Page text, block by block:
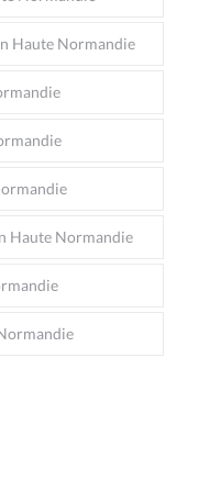
Haute Normandie
Haute Normandie